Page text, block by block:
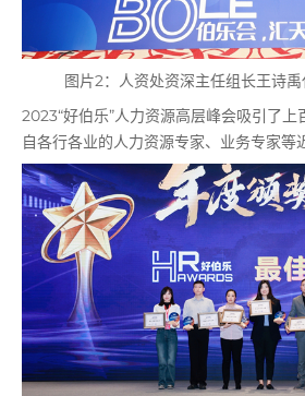
图片2：人资处资深主任组长王诗
2023“好伯乐”人力资源高层峰会吸引了
自各行各业的人力资源专家、业务专家等